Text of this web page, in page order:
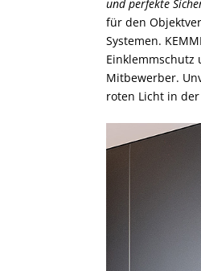
und perfekte
für den
Systemen.
Mitbewerber.
roten Licht in